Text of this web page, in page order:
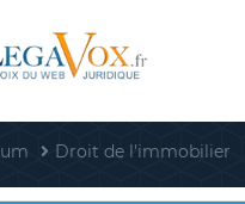
Droit de l'immobilier